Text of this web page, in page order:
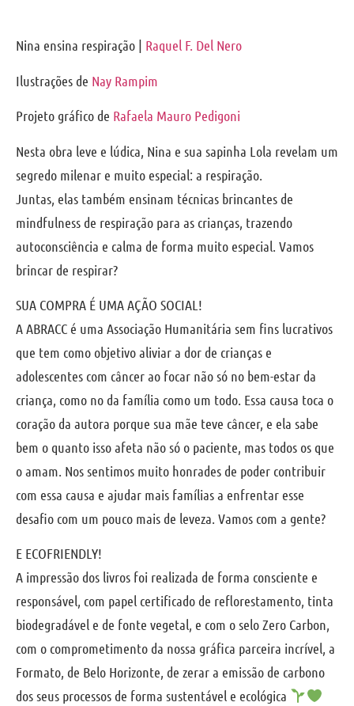
Nina ensina respiração | Raquel F. Del Nero
Ilustrações de Nay Rampim
Projeto gráfico de Rafaela Mauro Pedigoni
Nesta obra leve e lúdica, Nina e sua sapinha Lola revelam um
segredo milenar e muito especial: a respiração.
Juntas, elas também ensinam técnicas brincantes de
mindfulness de respiração para as crianças, trazendo
autoconsciência e calma de forma muito especial. Vamos
brincar de respirar?
SUA COMPRA É UMA AÇÃO SOCIAL!
A ABRACC é uma Associação Humanitária sem fins lucrativos
que tem como objetivo aliviar a dor de crianças e
adolescentes com câncer ao focar não só no bem-estar da
criança, como no da família como um todo. Essa causa toca o
coração da autora porque sua mãe teve câncer, e ela sabe
bem o quanto isso afeta não só o paciente, mas todos os que
o amam. Nos sentimos muito honrades de poder contribuir
com essa causa e ajudar mais famílias a enfrentar esse
desafio com um pouco mais de leveza. Vamos com a gente?
E ECOFRIENDLY!
A impressão dos livros foi realizada de forma consciente e
responsável, com papel certificado de reflorestamento, tinta
biodegradável e de fonte vegetal, e com o selo Zero Carbon,
com o comprometimento da nossa gráfica parceira incrível, a
Formato, de Belo Horizonte, de zerar a emissão de carbono
dos seus processos de forma sustentável e ecológica